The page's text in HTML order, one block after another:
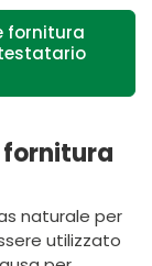
fornitura
fornitura
naturale per
utilizzato